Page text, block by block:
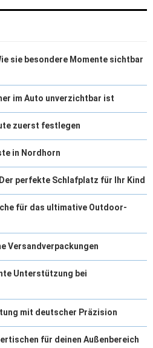
sie besondere Momente sichtbar
im Auto unverzichtbar ist
zuerst festlegen
in Nordhorn
perfekte Schlafplatz für Ihr Kind
für das ultimative Outdoor-
Versandverpackungen
Unterstützung bei
mit deutscher Präzision
für deinen Außenbereich